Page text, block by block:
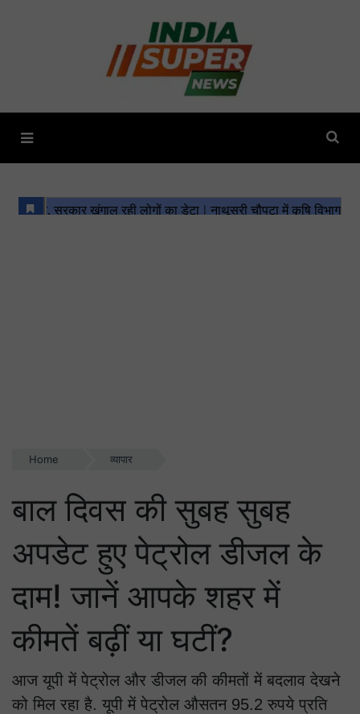
Home व्यापार
बाल दिवस की सुबह सुबह
अपडेट हुए पेट्रोल डीजल के
दाम! जानें आपके शहर में
कीमतें बढ़ीं या घटीं?
आज यूपी में पेट्रोल और डीजल की कीमतों में बदलाव देखने
को मिल रहा है. यूपी में पेट्रोल औसतन 95.2 रुपये प्रति